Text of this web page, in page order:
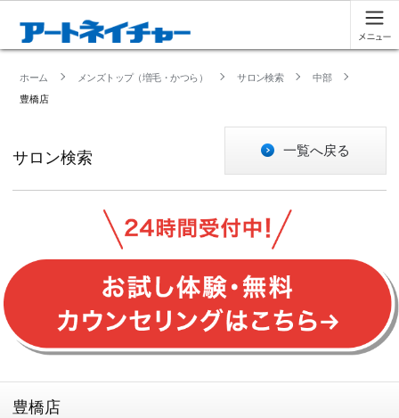
ホーム メンズトップ（増毛・かつら） サロン検索
中部
豊橋店
サロン検索 一覧へ戻る
豊橋店